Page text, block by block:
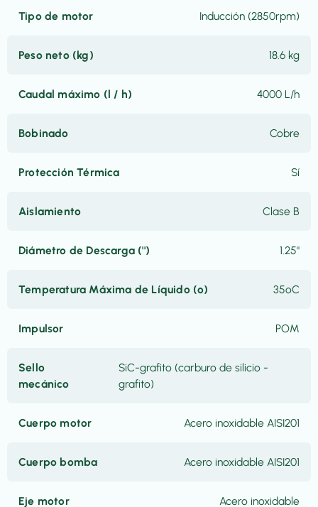
Tipo de motor Inducción (2850rpm)
Peso neto (kg) 18.6 kg
Caudal máximo (l / h) 4000 L/h
Bobinado Cobre
Protección Térmica Sí
Aislamiento Clase B
Diámetro de Descarga ('') 1.25"
Temperatura Máxima de Líquido (º) 35ºC
Impulsor POM
Sello
mecánico
SiC-grafito (carburo de silicio -
grafito)
Cuerpo motor Acero inoxidable AISI201
Cuerpo bomba Acero inoxidable AISI201
Eje motor Acero inoxidable